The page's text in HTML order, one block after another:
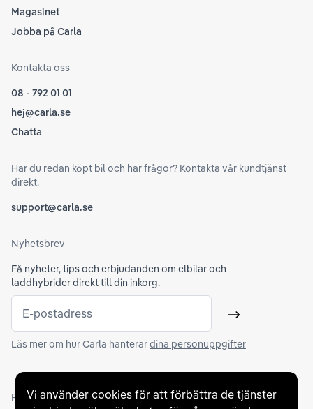
Vi använder cookies för att förbättra de tjänster
Magasinet
Jobba på Carla
Kontakta oss
08 - 792 01 01
hej@carla.se
Chatta
Har du redan köpt bil och har frågor? Kontakta vår kundtjänst
direkt.
support@carla.se
Nyhetsbrev
Få nyheter, tips och erbjudanden om elbilar och
laddhybrider direkt till din inkorg.
E-postadress Skicka
Läs mer om hur Carla hanterardina personuppgifter
Partners och betallösningar